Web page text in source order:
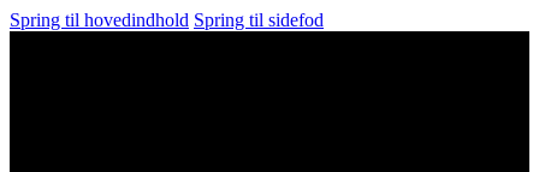
Spring til hovedindhold Spring til sidefod